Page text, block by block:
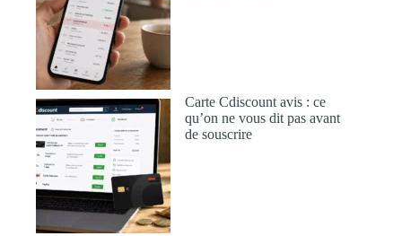
Carte Cdiscount avis : ce
qu’on ne vous dit pas avant
de souscrire